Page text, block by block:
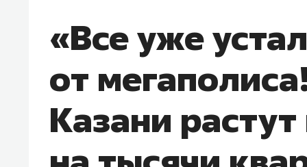
«Все уже
от
Казани
Василь Мазитов
МАРТ
«Не зная местных
потерять минимум
полгода»
Как бизнесу выйти на зарубежные